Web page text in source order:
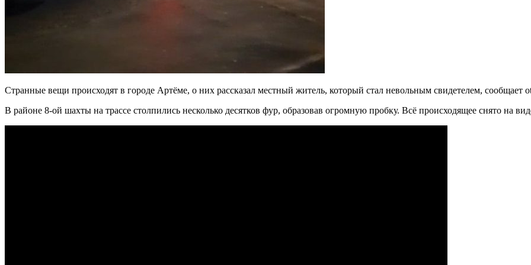
Странные вещи происходят в городе Артёме, о них рассказал местный житель, который стал невольным свидетелем, сообщает
В районе 8-ой шахты на трассе столпились несколько десятков фур, образовав огромную пробку. Всё происходящее снято на